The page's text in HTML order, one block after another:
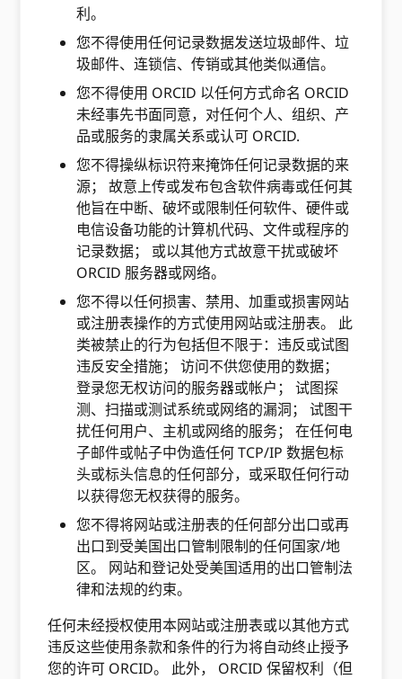
利。
您不得使用任何记录数据发送垃圾邮件、垃
圾邮件、连锁信、传销或其他类似通信。
您不得使用 ORCID 以任何方式命名 ORCID
未经事先书面同意，对任何个人、组织、产
品或服务的隶属关系或认可 ORCID.
您不得操纵标识符来掩饰任何记录数据的来
源； 故意上传或发布包含软件病毒或任何其
他旨在中断、破坏或限制任何软件、硬件或
电信设备功能的计算机代码、文件或程序的
记录数据； 或以其他方式故意干扰或破坏
ORCID 服务器或网络。
您不得以任何损害、禁用、加重或损害网站
或注册表操作的方式使用网站或注册表。 此
类被禁止的行为包括但不限于：违反或试图
违反安全措施； 访问不供您使用的数据；
登录您无权访问的服务器或帐户； 试图探
测、扫描或测试系统或网络的漏洞； 试图干
扰任何用户、主机或网络的服务； 在任何电
子邮件或帖子中伪造任何 TCP/IP 数据包标
头或标头信息的任何部分，或采取任何行动
以获得您无权获得的服务。
您不得将网站或注册表的任何部分出口或再
出口到受美国出口管制限制的任何国家/地
区。 网站和登记处受美国适用的出口管制法
律和法规的约束。
任何未经授权使用本网站或注册表或以其他方式
违反这些使用条款和条件的行为将自动终止授予
您的许可 ORCID。 此外， ORCID 保留权利（但